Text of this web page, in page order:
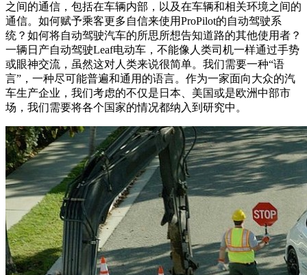
之间的通信，包括在车辆内部，以及在车辆和相关环境之间的
通信。如何赋予乘客更多自信来使用ProPilot的自动驾驶系
统？如何将自动驾驶汽车的所思所想告知道路的其他使用者？
一辆日产自动驾驶Leaf电动车，不能像人类司机一样通过手势
或眼神交流，虽然这对人类来说很简单。我们需要一种“语
言”，一种尽可能普遍和通用的语言。作为一家面向大众的汽
车生产企业，我们考虑的不仅是日本、美国或是欧洲中部市
场，我们需要将各个国家的情况都纳入到研究中。